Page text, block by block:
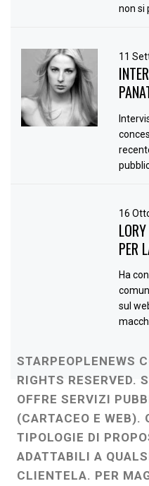
non si
11
16
PER
Ha
sul
STARPEOPLENEWS
RIGHTS RESERVED.
OFFRE SERVIZI
(CARTACEO E WEB).
TIPOLOGIE DI
ADATTABILI A
CLIENTELA. PER